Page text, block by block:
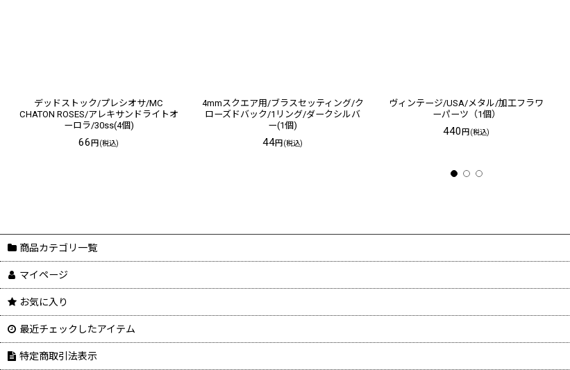
デッドストック/プレシオサ/MC
CHATON ROSES/アレキサンドライトオ
ーロラ/30ss(4個)
66円 (税込)
4mmスクエア用/ブラスセッティング/ク
ローズドバック/1リング/ダークシルバ
ー(1個)
44円 (税込)
ヴィンテージ/USA/メタル/加工フラワ
ーパーツ（1個）
440円 (税込)
商品カテゴリ一覧
マイページ
お気に入り
最近チェックしたアイテム
特定商取引法表示